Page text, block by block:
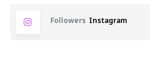
Followers Instagram